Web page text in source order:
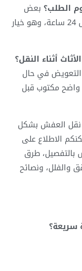
الطلب؟ بعض
الشركات تقدم خدمة نقل سريع أو خلال 24 ساعة، وهو خيار
أثناء النقل؟
في حال
واضح مكتوب قبل
نقل العفش بشكل
الاطلاع على
بالتفصيل، طرق
والفلل، ونصائح
سريعة؟